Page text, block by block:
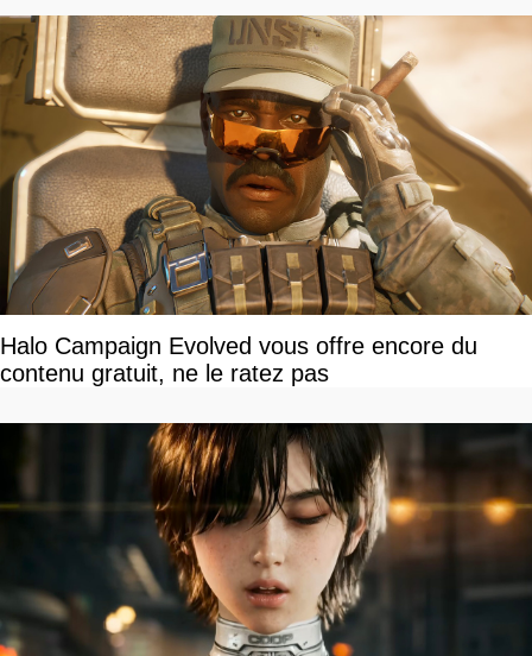
Halo Campaign Evolved vous offre encore du
contenu gratuit, ne le ratez pas